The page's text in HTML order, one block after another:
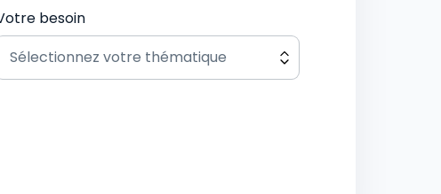
besoin